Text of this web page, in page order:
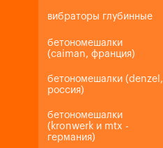
вибраторы глубинные
бетономешалки
(caiman, франция)
бетономешалки (denzel,
россия)
бетономешалки
(kronwerk и mtx -
германия)